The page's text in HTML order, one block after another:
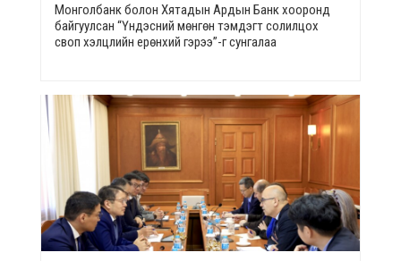
Монголбанк болон Хятадын Ардын Банк хооронд
байгуулсан “Үндэсний мөнгөн тэмдэгт солилцох
своп хэлцлийн ерөнхий гэрээ”-г сунгалаа